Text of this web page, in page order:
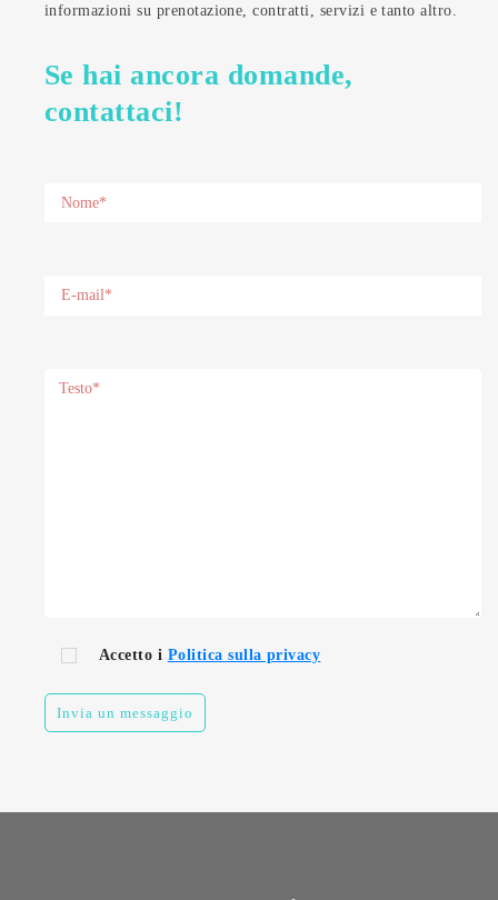
informazioni su prenotazione, contratti, servizi e tanto altro.
Se hai ancora domande,
contattaci!
Accetto i Politica sulla privacy
Invia un messaggio